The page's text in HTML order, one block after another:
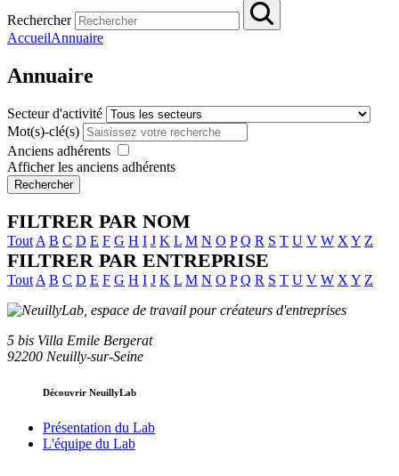
Rechercher
AccueilAnnuaire
Annuaire
Secteur d'activité
Mot(s)-clé(s)
Anciens adhérents
Afficher les anciens adhérents
Rechercher
FILTRER PAR NOM
Tout A B C D E F G H I J K L M N O P Q R S T U V W X Y Z
FILTRER PAR ENTREPRISE
Tout A B C D E F G H I J K L M N O P Q R S T U V W X Y Z
5 bis Villa Emile Bergerat
92200 Neuilly-sur-Seine
Découvrir NeuillyLab
Présentation du Lab
L'équipe du Lab